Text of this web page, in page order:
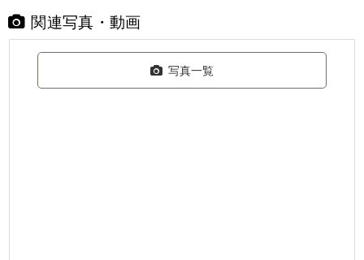
関連写真・動画
写真一覧